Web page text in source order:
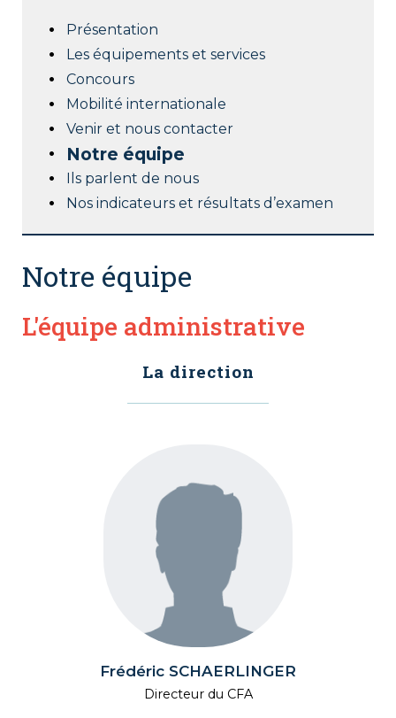
Présentation
Les équipements et services
Concours
Mobilité internationale
Venir et nous contacter
Notre équipe
Ils parlent de nous
Nos indicateurs et résultats d’examen
Notre équipe
L'équipe administrative
La direction
Frédéric SCHAERLINGER
Directeur du CFA